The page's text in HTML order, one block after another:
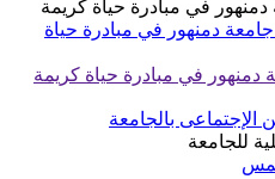
في مبادرة حياة كريمة
دمنهور في مبادرة حياة
دمنهور في مبادرة حياة كريمة
الإجتماعى بالجامعة
للجامعة